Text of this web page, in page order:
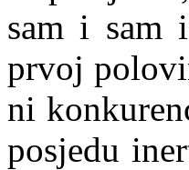
sam i sam
prvoj
ni
posjedu